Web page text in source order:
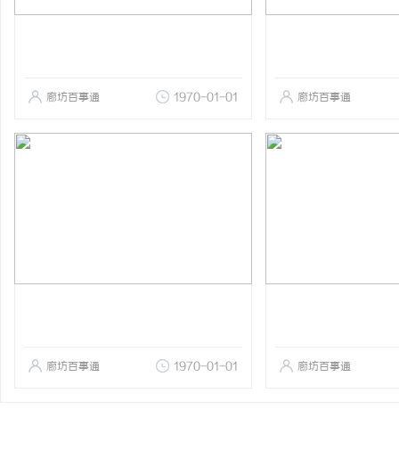
廊坊百事通 1970-01-01 廊坊百事通
廊坊百事通 1970-01-01 廊坊百事通